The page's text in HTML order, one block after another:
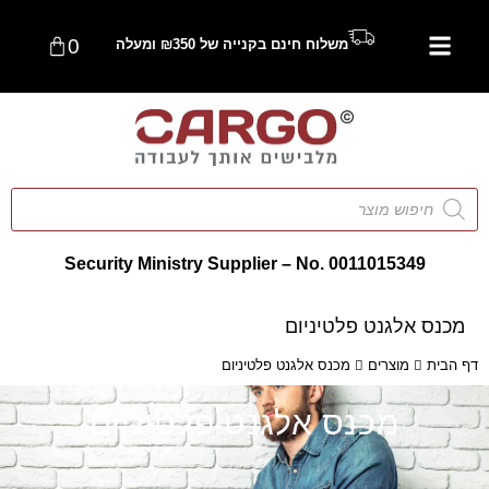
משלוח חינם בקנייה של ₪350 ומעלה 0
Security Ministry Supplier – No. 0011015349
מכנס אלגנט פלטיניום
דף הבית מוצרים מכנס אלגנט פלטיניום
מכנס אלגנט פלטיניום